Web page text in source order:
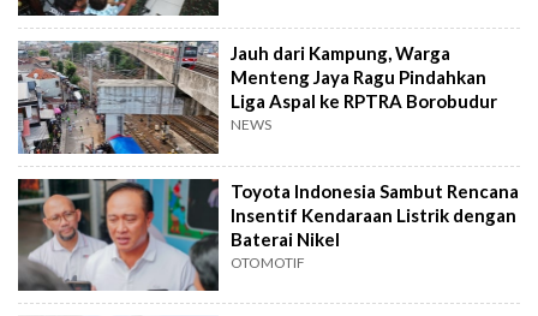
Jauh dari Kampung, Warga
Menteng Jaya Ragu Pindahkan
Liga Aspal ke RPTRA Borobudur
NEWS
Toyota Indonesia Sambut Rencana
Insentif Kendaraan Listrik dengan
Baterai Nikel
OTOMOTIF